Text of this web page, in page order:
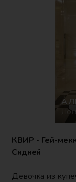
КВИР - Гей-
Сидней
Девочка из